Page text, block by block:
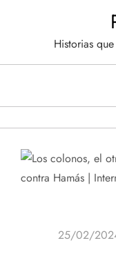
Historias